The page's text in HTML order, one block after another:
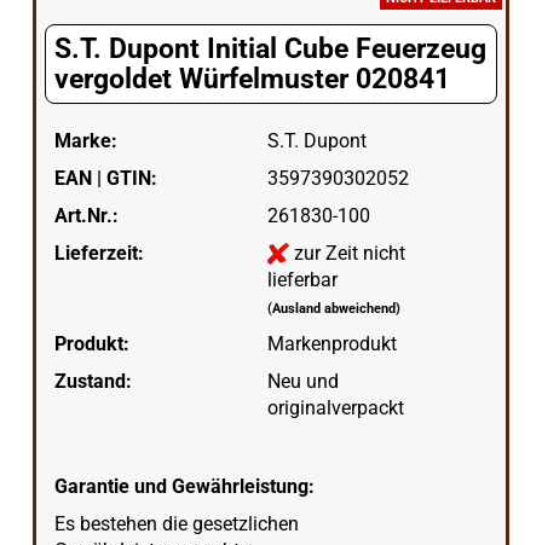
S.T. Dupont Initial Cube Feuerzeug
vergoldet Würfelmuster 020841
Marke:
S.T. Dupont
EAN | GTIN:
3597390302052
Art.Nr.:
261830-100
Lieferzeit:
zur Zeit nicht
lieferbar
(Ausland abweichend)
Produkt:
Markenprodukt
Zustand:
Neu und
originalverpackt
Garantie und Gewährleistung:
Es bestehen die gesetzlichen